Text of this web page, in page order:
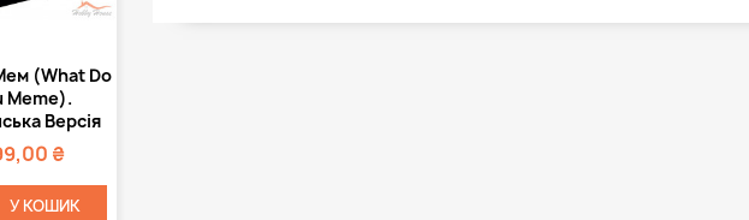
(What Do
Meme).
Версія
₴
У КОШИК